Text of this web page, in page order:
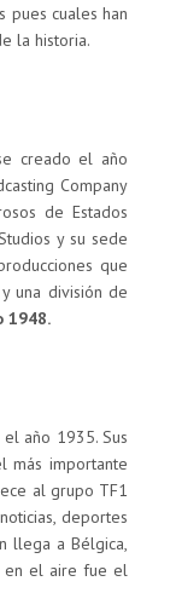
pues cuales han
la historia.
creado el año
Company
de Estados
y su sede
que
una división de
1948.
año 1935. Sus
más importante
al grupo TF1
deportes
llega a Bélgica,
en el aire fue el